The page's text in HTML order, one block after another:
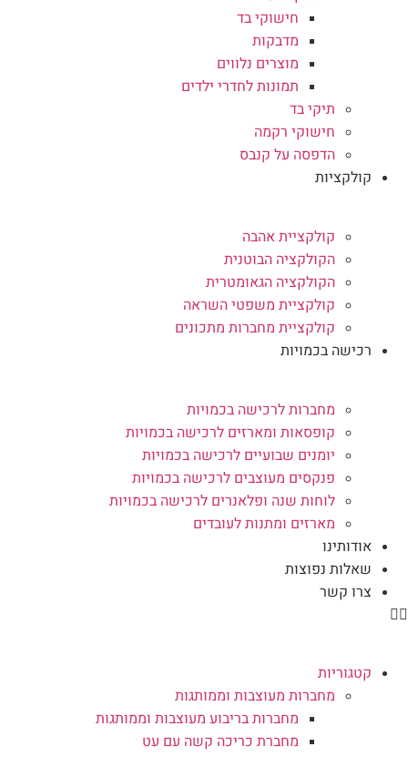
חישוקי בד
מדבקות
מוצרים נלווים
תמונות לחדרי ילדים
תיקי בד
חישוקי רקמה
הדפסה על קנבס
קולקציות
קולקציית אהבה
הקולקציה הבוטנית
הקולקציה הגאומטרית
קולקציית משפטי השראה
קולקציית מחברות מתכונים
רכישה בכמויות
מחברות לרכישה בכמויות
קופסאות ומארזים לרכישה בכמויות
יומנים שבועיים לרכישה בכמויות
פנקסים מעוצבים לרכישה בכמויות
לוחות שנה ופלאנרים לרכישה בכמויות
מארזים ומתנות לעובדים
אודותינו
שאלות נפוצות
צרו קשר
קטגוריות
מחברות מעוצבות וממותגות
מחברות בריבוע מעוצבות וממותגות
מחברת כריכה קשה עם עט